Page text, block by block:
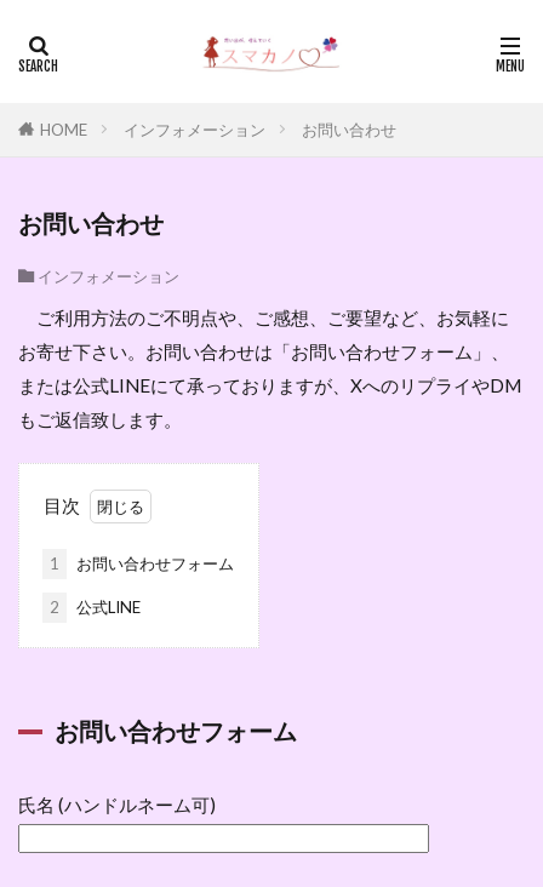
HOME インフォメーション お問い合わせ
お問い合わせ
インフォメーション
ご利用方法のご不明点や、ご感想、ご要望など、お気軽に
お寄せ下さい。お問い合わせは「お問い合わせフォーム」、
または公式LINEにて承っておりますが、XへのリプライやDM
もご返信致します。
目次
1 お問い合わせフォーム
2 公式LINE
お問い合わせフォーム
氏名 (ハンドルネーム可)